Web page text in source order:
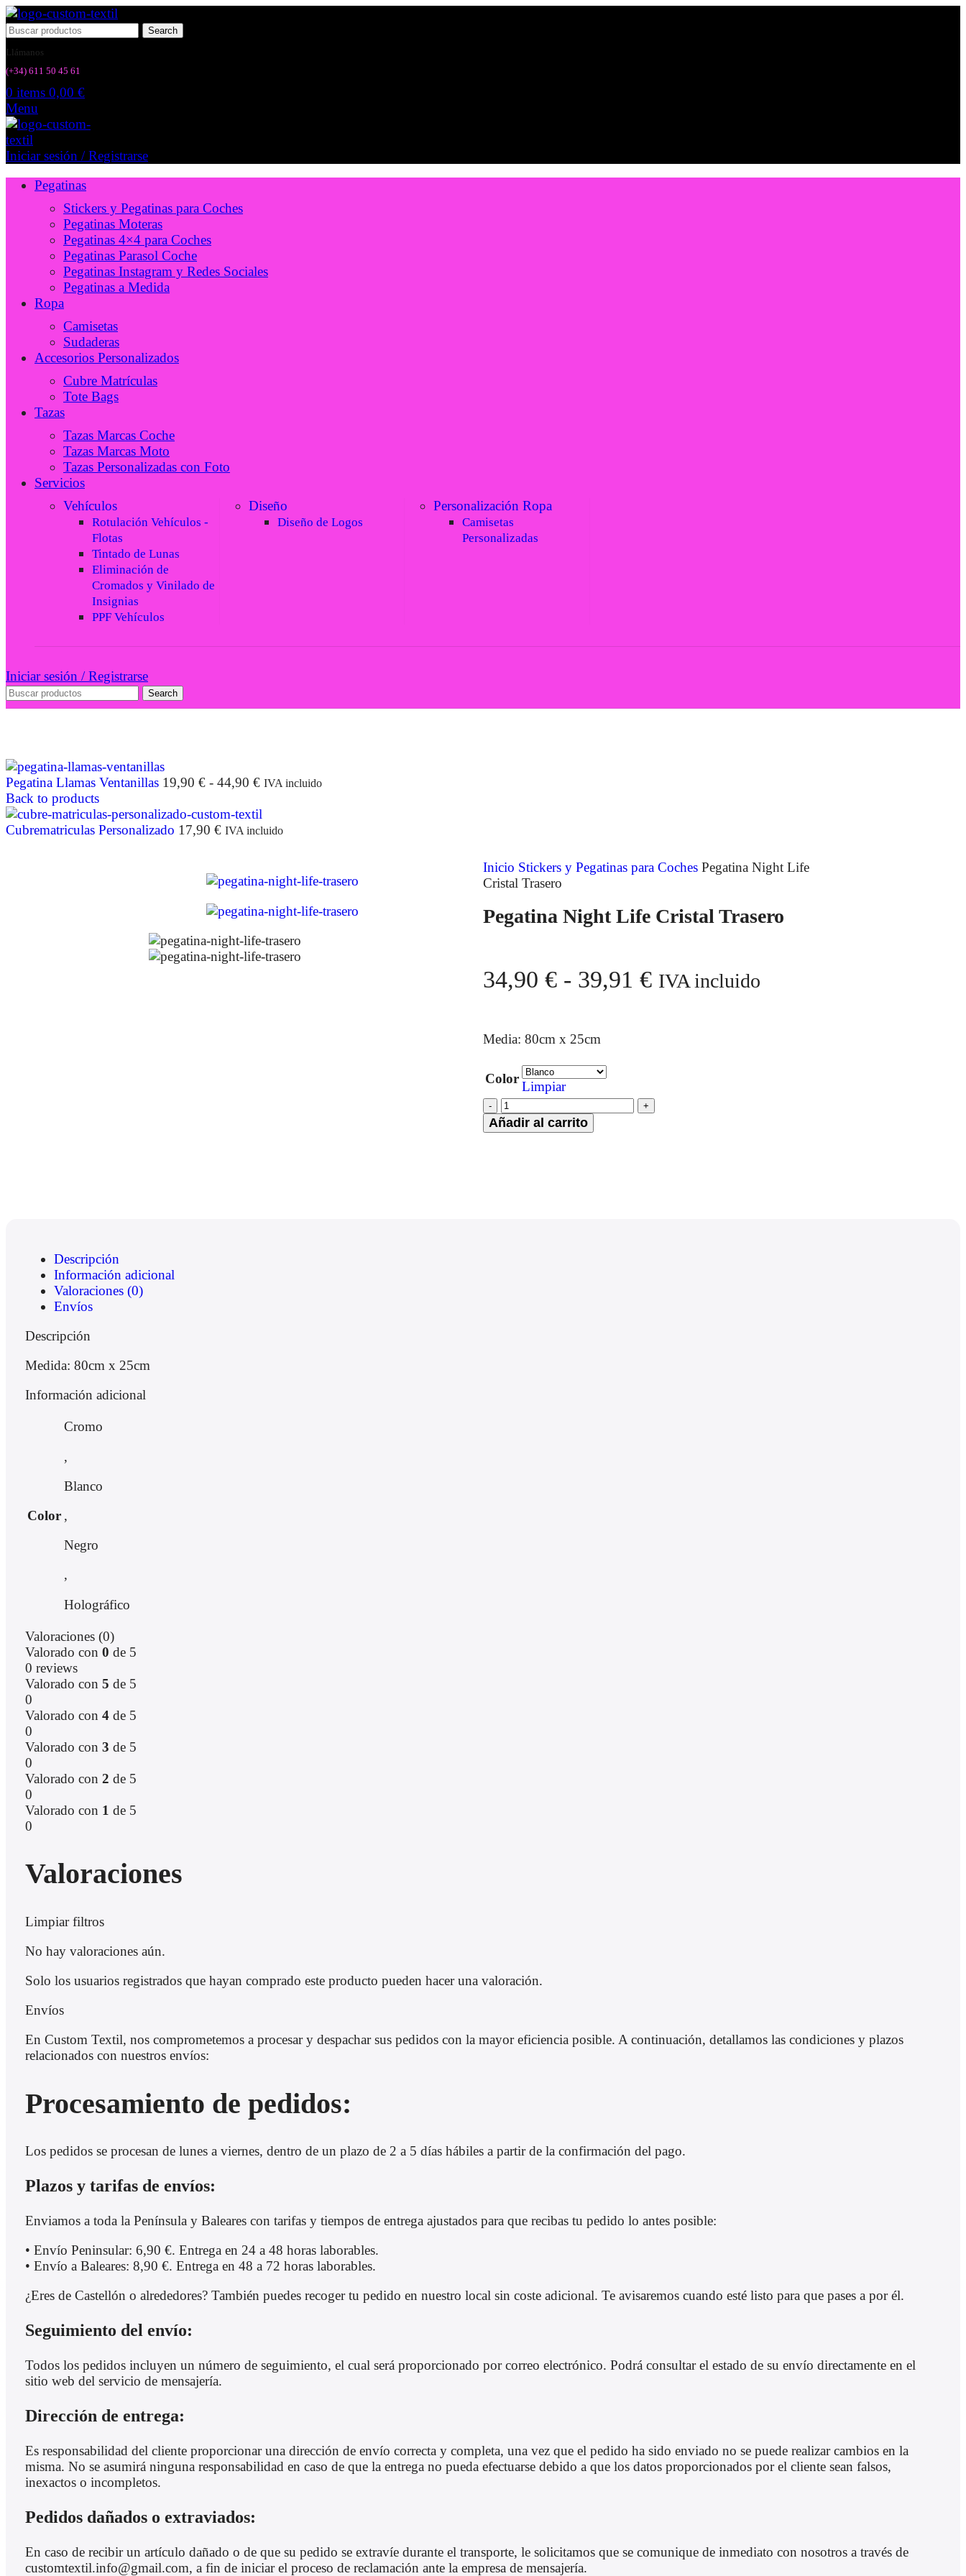
Search
Llámanos
(+34) 611 50 45 61
0 items 0,00 €
Menu
Iniciar sesión / Registrarse
Pegatinas
Stickers y Pegatinas para Coches
Pegatinas Moteras
Pegatinas 4×4 para Coches
Pegatinas Parasol Coche
Pegatinas Instagram y Redes Sociales
Pegatinas a Medida
Ropa
Camisetas
Sudaderas
Accesorios Personalizados
Cubre Matrículas
Tote Bags
Tazas
Tazas Marcas Coche
Tazas Marcas Moto
Tazas Personalizadas con Foto
Servicios
Vehículos
Rotulación Vehículos -
Flotas
Tintado de Lunas
Eliminación de
Cromados y Vinilado de
Insignias
PPF Vehículos
Diseño
Diseño de Logos
Personalización Ropa
Camisetas
Personalizadas
Iniciar sesión / Registrarse
Search
Pegatina Llamas Ventanillas 19,90 € - 44,90 € IVA incluido
Back to products
Cubrematriculas Personalizado 17,90 € IVA incluido
Inicio Stickers y Pegatinas para Coches Pegatina Night Life
Cristal Trasero
Pegatina Night Life Cristal Trasero
34,90 € - 39,91 € IVA incluido
Media: 80cm x 25cm
Color
Limpiar
Añadir al carrito
Descripción
Información adicional
Valoraciones (0)
Envíos
Descripción
Medida: 80cm x 25cm
Información adicional
Color
Cromo
,
Blanco
,
Negro
,
Holográfico
Valoraciones (0)
Valorado con 0 de 5
0 reviews
Valorado con 5 de 5
0
Valorado con 4de 5
0
Valorado con 3 de 5
0
Valorado con 2 de 5
0
Valorado con 1 de 5
0
Valoraciones
Limpiar filtros
No hay valoraciones aún.
Solo los usuarios registrados que hayan comprado este producto pueden hacer una valoración.
Envíos
En Custom Textil, nos comprometemos a procesar y despachar sus pedidos con la mayor eficiencia posible. A continuación, detallamos las condiciones y plazos
relacionados con nuestros envíos:
Procesamiento de pedidos:
Los pedidos se procesan de lunes a viernes, dentro de un plazo de 2 a 5 días hábiles a partir de la confirmación del pago.
Plazos y tarifas de envíos:
Enviamos a toda la Península y Baleares con tarifas y tiempos de entrega ajustados para que recibas tu pedido lo antes posible:
• Envío Peninsular: 6,90 €. Entrega en 24 a 48 horas laborables.
• Envío a Baleares: 8,90 €. Entrega en 48 a 72 horas laborables.
¿Eres de Castellón o alrededores? También puedes recoger tu pedido en nuestro local sin coste adicional. Te avisaremos cuando esté listo para que pases a por él.
Seguimiento del envío:
Todos los pedidos incluyen un número de seguimiento, el cual será proporcionado por correo electrónico. Podrá consultar el estado de su envío directamente en el
sitio web del servicio de mensajería.
Dirección de entrega:
Es responsabilidad del cliente proporcionar una dirección de envío correcta y completa, una vez que el pedido ha sido enviado no se puede realizar cambios en la
misma. No se asumirá ninguna responsabilidad en caso de que la entrega no pueda efectuarse debido a que los datos proporcionados por el cliente sean falsos,
inexactos o incompletos.
Pedidos dañados o extraviados:
En caso de recibir un artículo dañado o de que su pedido se extravíe durante el transporte, le solicitamos que se comunique de inmediato con nosotros a través de
customtextil.info@gmail.com, a fin de iniciar el proceso de reclamación ante la empresa de mensajería.